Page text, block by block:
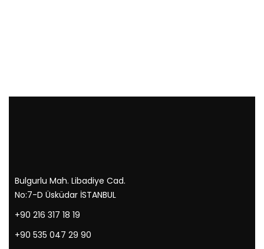
Bulgurlu Mah. Libadiye Cad.
No:7-D Üsküdar İSTANBUL
+90 216 317 18 19
+90 535 047 29 90